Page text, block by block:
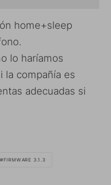
home+sleep
lo haríamos
la compañía es
adecuadas si
FIRMWARE 3.1.3